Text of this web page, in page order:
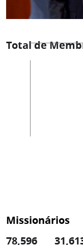
Total de
Missionários
78,596